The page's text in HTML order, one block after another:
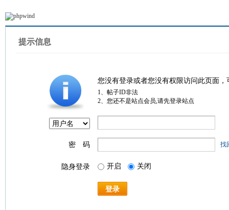
提示信息
您没有登录或者您没有权限访问此页面
1、帖子ID非法
2、您还不是站点会员,请先登录站点
密 码 找
隐身登录 开启 关闭
登录